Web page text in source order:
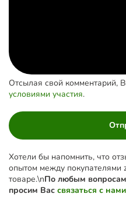
Отсылая свой комментарий,
условиями участия.
Хотели бы напомнить, что
опытом между покупателями
товаре.\nПо любым
просим Вас связаться с нами